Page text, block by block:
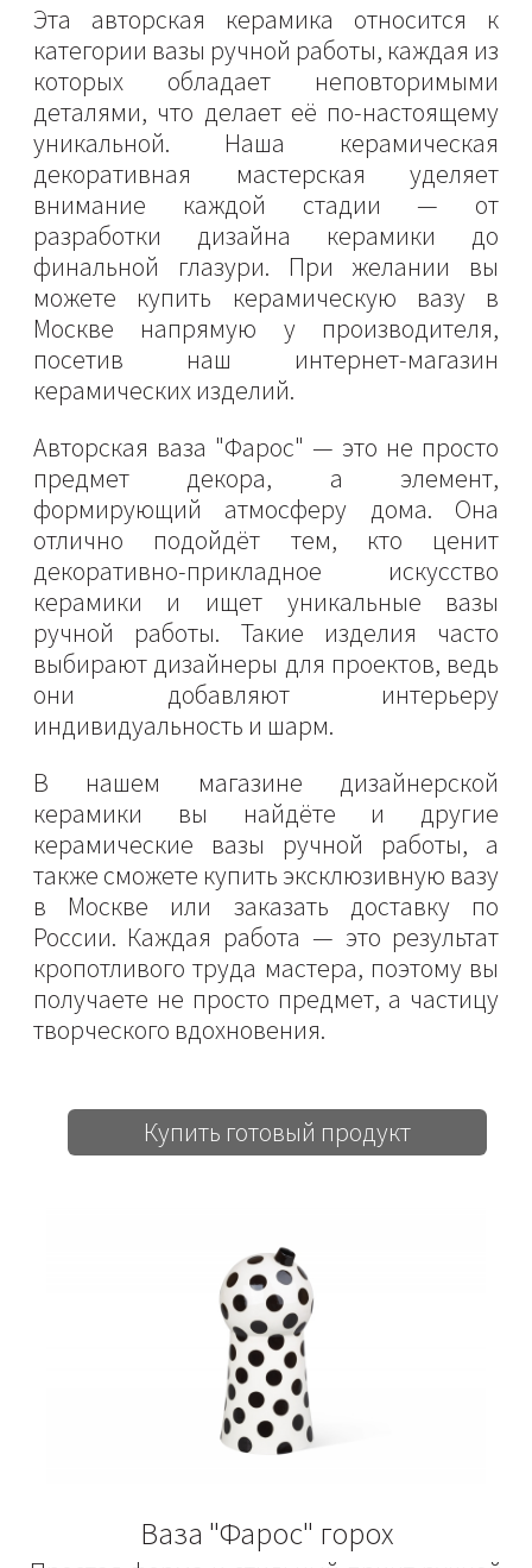
Эта авторская керамика относится к
категории вазы ручной работы, каждая из
которых обладает неповторимыми
деталями, что делает её по-настоящему
уникальной. Наша керамическая
декоративная мастерская уделяет
внимание каждой стадии — от
разработки дизайна керамики до
финальной глазури. При желании вы
можете купить керамическую вазу в
Москве напрямую у производителя,
посетив наш интернет-магазин
керамических изделий.
Авторская ваза "Фарос" — это не просто
предмет декора, а элемент,
формирующий атмосферу дома. Она
отлично подойдёт тем, кто ценит
декоративно-прикладное искусство
керамики и ищет уникальные вазы
ручной работы. Такие изделия часто
выбирают дизайнеры для проектов, ведь
они добавляют интерьеру
индивидуальность и шарм.
В нашем магазине дизайнерской
керамики вы найдёте и другие
керамические вазы ручной работы, а
также сможете купить эксклюзивную вазу
в Москве или заказать доставку по
России. Каждая работа — это результат
кропотливого труда мастера, поэтому вы
получаете не просто предмет, а частицу
творческого вдохновения.
Купить готовый продукт
Ваза "Фарос" горох